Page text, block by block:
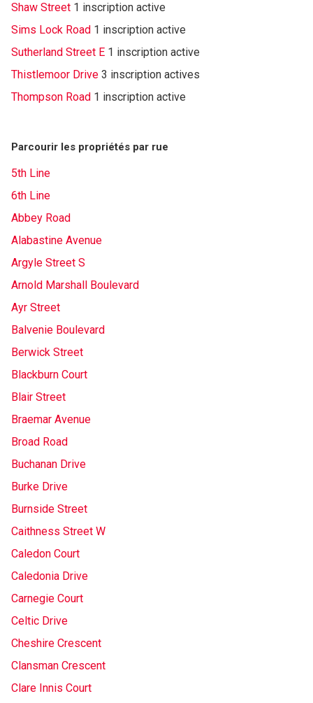
Shaw Street 1 inscription active
Sims Lock Road 1 inscription active
Sutherland Street E 1 inscription active
Thistlemoor Drive 3 inscription actives
Thompson Road 1 inscription active
Parcourir les propriétés par rue
5th Line
6th Line
Abbey Road
Alabastine Avenue
Argyle Street S
Arnold Marshall Boulevard
Ayr Street
Balvenie Boulevard
Berwick Street
Blackburn Court
Blair Street
Braemar Avenue
Broad Road
Buchanan Drive
Burke Drive
Burnside Street
Caithness Street W
Caledon Court
Caledonia Drive
Carnegie Court
Celtic Drive
Cheshire Crescent
Clansman Crescent
Clare Innis Court